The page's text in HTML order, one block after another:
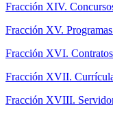
Fracción XIV.
Fracción XV.
Fracción XVI.
Fracción XVII.
Fracción XVIII.